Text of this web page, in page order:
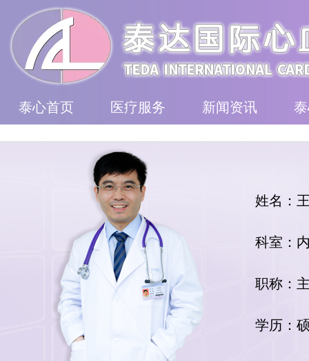
泰心首页 医疗服务 新闻资讯
姓名：
科室：
职称：
学历：